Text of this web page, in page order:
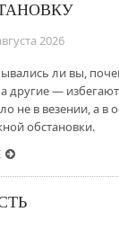
2026
ли вы,
другие —
не в везении, а
обстановки.